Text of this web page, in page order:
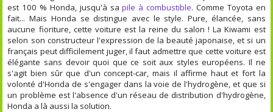
est 100 % Honda, jusqu'à sapile à combustible. Comme Toyota en
fait... Mais Honda se distingue avec le style. Pure, élancée, sans
aucune fioriture, cette voiture est la reine du salon ! La Kiwami est
selon son constructeur l'expression de la beauté japonaise, et si un
français peut difficilement juger, il faut admettre que cette voiture est
élégante sans devoir quoi que ce soit aux styles européens. Il ne
s'agit bien sûr que d'un concept-car, mais il affirme haut et fort la
volonté d'Honda de s'engager dans la voie de l'hydrogène, et que si
un problème est l'absence d'un réseau de distribution d'hydrogène,
Honda a là aussi la solution.